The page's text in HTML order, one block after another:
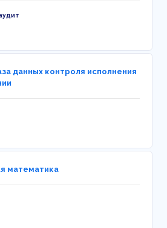
данных контроля исполнения
математика